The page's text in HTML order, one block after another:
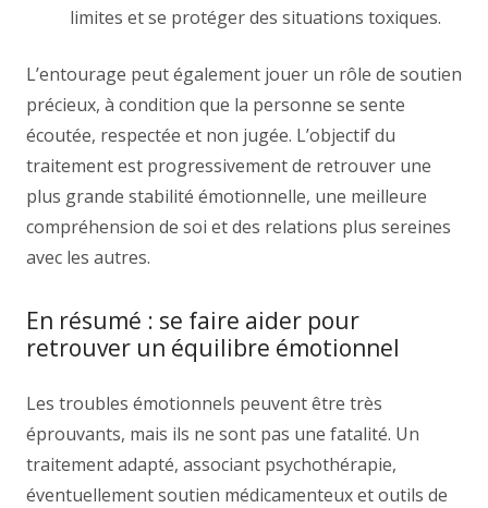
limites et se protéger des situations toxiques.
L’entourage peut également jouer un rôle de soutien
précieux, à condition que la personne se sente
écoutée, respectée et non jugée. L’objectif du
traitement est progressivement de retrouver une
plus grande stabilité émotionnelle, une meilleure
compréhension de soi et des relations plus sereines
avec les autres.
En résumé : se faire aider pour
retrouver un équilibre émotionnel
Les troubles émotionnels peuvent être très
éprouvants, mais ils ne sont pas une fatalité. Un
traitement adapté, associant psychothérapie,
éventuellement soutien médicamenteux et outils de